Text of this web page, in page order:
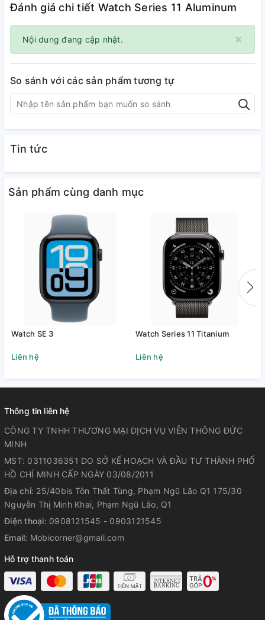
Đánh giá chi tiết Watch Series 11 Aluminum
×
Nội dung đang cập nhật.
So sánh với các sản phẩm tương tự
Tin tức
Sản phẩm cùng danh mục
Watch SE 3
Liên hệ
Watch Series 11 Titanium
Liên hệ
Thông tin liên hệ
CÔNG TY TNHH THƯƠNG MẠI DỊCH VỤ VIỄN THÔNG ĐỨC
MINH
MST: 0311036351 DO SỞ KẾ HOẠCH VÀ ĐẦU TƯ THÀNH PHỐ
HỒ CHÍ MINH CẤP NGÀY 03/08/2011
Địa chỉ: 25/40bis Tôn Thất Tùng, Phạm Ngũ Lão Q1 175/30
Nguyễn Thị Minh Khai, Phạm Ngũ Lão, Q1
Điện thoại: 0908121545 - 0903121545
Email: Mobicorner@gmail.com
Hỗ trợ thanh toán